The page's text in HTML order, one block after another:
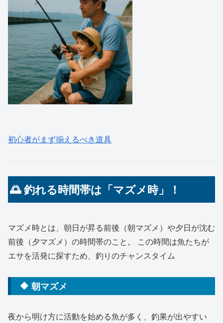
初心者がまず揃えるべき道具
🌅 釣れる時間帯は「マズメ時」！
マズメ時とは、朝日が昇る前後（朝マズメ）や夕日が沈む
前後（夕マズメ）の時間帯のこと。 この時間は魚たちが
エサを活発に探すため、釣りのチャンスタイム
🔶 朝マズメ
夜から明け方に活動を始める魚が多く、釣果が出やすい